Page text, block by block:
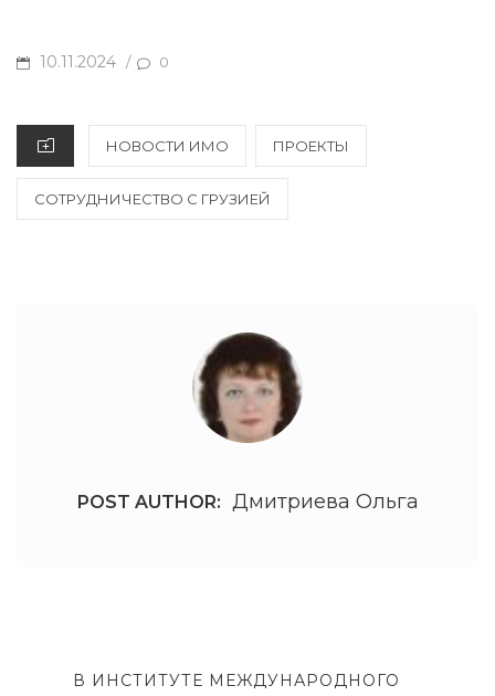
P
S
10.11.2024 / 0
A
T
НОВОСТИ ИМО ПРОЕКТЫ
СОТРУДНИЧЕСТВО С ГРУЗИЕЙ
POST AUTHOR: Дмитриева Ольга
P
В ИНСТИТУТЕ МЕЖДУНАРОДНОГО